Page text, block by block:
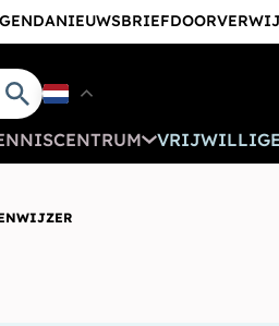
NIEUWSBRIEF